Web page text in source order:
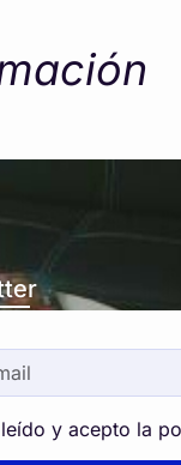
y acepto la